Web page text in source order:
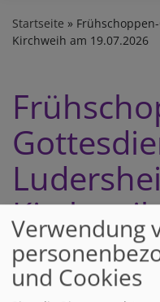
Startseite
Kirchweih am 19.07.2026
Verwendung
und Cookies